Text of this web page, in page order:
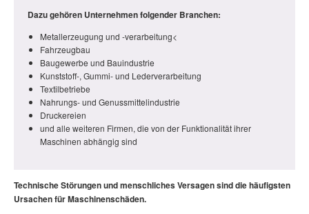
Dazu gehören Unternehmen folgender Branchen:
Metallerzeugung und -verarbeitung<
Fahrzeugbau
Baugewerbe und Bauindustrie
Kunststoff-, Gummi- und Lederverarbeitung
Textilbetriebe
Nahrungs- und Genussmittelindustrie
Druckereien
und alle weiteren Firmen, die von der Funktionalität ihrer
Maschinen abhängig sind
Technische Störungen und menschliches Versagen sind die häufigsten
Ursachen für Maschinenschäden.